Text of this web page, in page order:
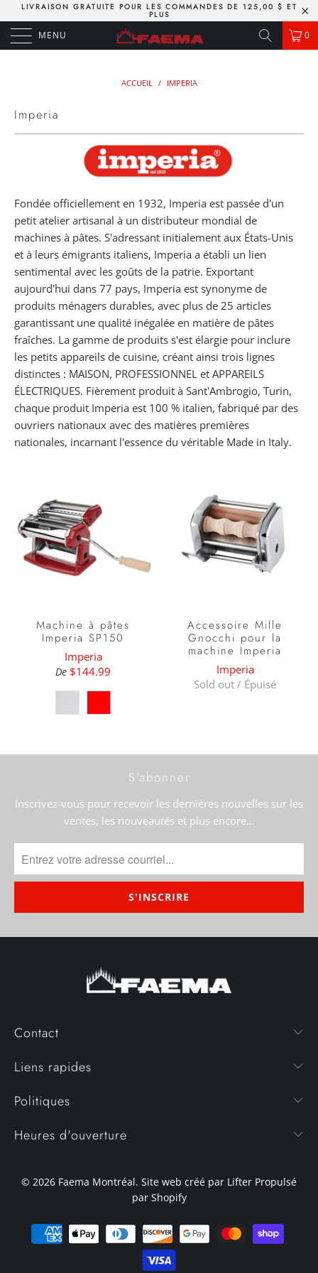
LIVRAISON GRATUITE POUR LES COMMANDES DE 125,00 $ ET
PLUS
MENU 0
ACCUEIL / IMPERIA
Imperia
Fondée officiellement en 1932, Imperia est passée d'un
petit atelier artisanal à un distributeur mondial de
machines à pâtes. S'adressant initialement aux États-Unis
et à leurs émigrants italiens, Imperia a établi un lien
sentimental avec les goûts de la patrie. Exportant
aujourd'hui dans 77 pays, Imperia est synonyme de
produits ménagers durables, avec plus de 25 articles
garantissant une qualité inégalée en matière de pâtes
fraîches. La gamme de produits s'est élargie pour inclure
les petits appareils de cuisine, créant ainsi trois lignes
distinctes : MAISON, PROFESSIONNEL et APPAREILS
ÉLECTRIQUES. Fièrement produit à Sant'Ambrogio, Turin,
chaque produit Imperia est 100 % italien, fabriqué par des
ouvriers nationaux avec des matières premières
nationales, incarnant l'essence du véritable Made in Italy.
Machine à pâtes
Imperia SP150
Imperia
De $144.99
Accessoire Mille
Gnocchi pour la
machine Imperia
Imperia
Sold out / Épuisé
S'abonner
Inscrivez-vous pour recevoir les dernières nouvelles sur les
ventes, les nouveautés et plus encore…
Contact
Liens rapides
Politiques
Heures d'ouverture
© 2026 Faema Montréal. Site web créé par Lifter Propulsé
par Shopify